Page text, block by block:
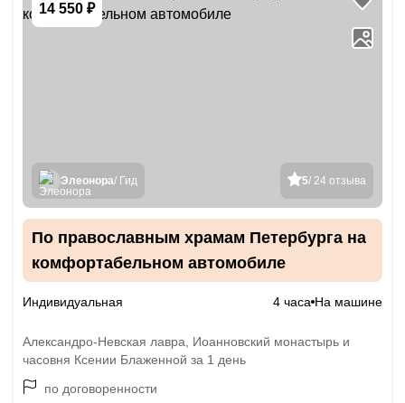
14 550 ₽
5/ 24 отзыва
Элеонора/ Гид
По православным храмам Петербурга на
комфортабельном автомобиле
Индивидуальная 4 часа На машине
Александро-Невская лавра, Иоанновский монастырь и
часовня Ксении Блаженной за 1 день
по договоренности